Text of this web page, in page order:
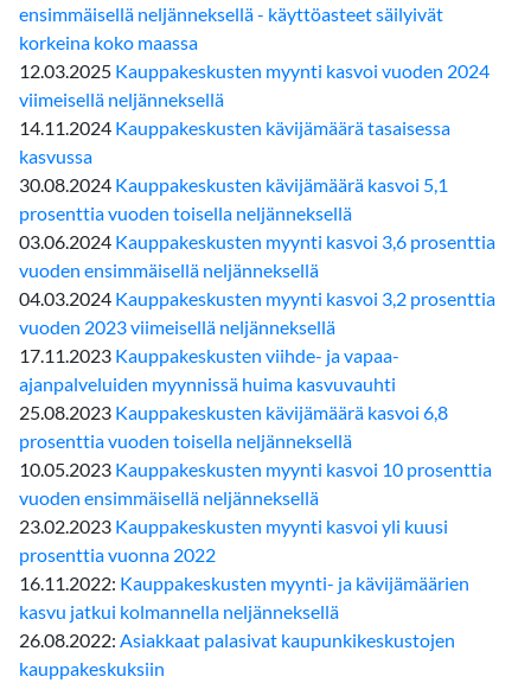
ensimmäisellä neljänneksellä - käyttöasteet säilyivät
korkeina koko maassa
12.03.2025 Kauppakeskusten myynti kasvoi vuoden 2024
viimeisellä neljänneksellä
14.11.2024 Kauppakeskusten kävijämäärä tasaisessa
kasvussa
30.08.2024 Kauppakeskusten kävijämäärä kasvoi 5,1
prosenttia vuoden toisella neljänneksellä
03.06.2024 Kauppakeskusten myynti kasvoi 3,6 prosenttia
vuoden ensimmäisellä neljänneksellä
04.03.2024 Kauppakeskusten myynti kasvoi 3,2 prosenttia
vuoden 2023 viimeisellä neljänneksellä
17.11.2023 Kauppakeskusten viihde- ja vapaa-
ajanpalveluiden myynnissä huima kasvuvauhti
25.08.2023 Kauppakeskusten kävijämäärä kasvoi 6,8
prosenttia vuoden toisella neljänneksellä
10.05.2023 Kauppakeskusten myynti kasvoi 10 prosenttia
vuoden ensimmäisellä neljänneksellä
23.02.2023 Kauppakeskusten myynti kasvoi yli kuusi
prosenttia vuonna 2022
16.11.2022: Kauppakeskusten myynti- ja kävijämäärien
kasvu jatkui kolmannella neljänneksellä
26.08.2022: Asiakkaat palasivat kaupunkikeskustojen
kauppakeskuksiin